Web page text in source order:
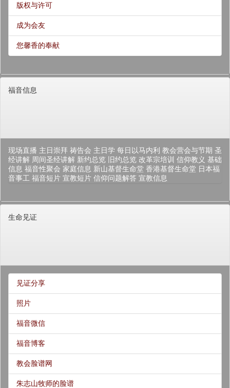
版权与许可
成为会友
您馨香的奉献
福音信息
现场直播 主日崇拜 祷告会 主日学 每日以马内利 教会营会与节期 圣
经讲解 周间圣经讲解 新约总览 旧约总览 改革宗培训 信仰教义 基础
信息 福音性聚会 家庭信息 新山基督生命堂 香港基督生命堂 日本福
音事工 福音短片 宣教短片 信仰问题解答 宣教信息
生命见证
见证分享
照片
福音微信
福音博客
教会脸谱网
朱志山牧师的脸谱